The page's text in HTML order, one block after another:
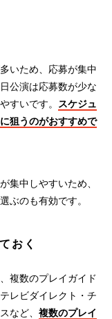
いため、応募が集中
公演は応募数が少な
すいです。
スケジュ
狙うのがおすすめで
集中しやすいため、
ぶのも有効です。
おく
複数のプレイガイド
レビダイレクト・チ
など、 複数のプレイ